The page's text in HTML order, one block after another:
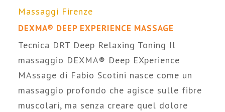
Massaggi Firenze
DEXMA® DEEP EXPERIENCE MASSAGE
Tecnica DRT Deep Relaxing Toning Il
massaggio DEXMA® Deep EXperience
MAssage di Fabio Scotini nasce come un
massaggio profondo che agisce sulle fibre
muscolari, ma senza creare quel dolore